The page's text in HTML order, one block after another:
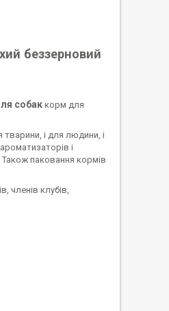
беззерновий
собак корм для
і для людини, і
і
Також паковання кормів
членів клубів,